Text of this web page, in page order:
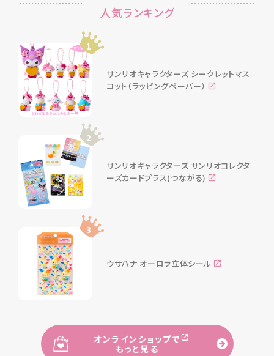
人気ランキング
1
サンリオキャラクターズ シークレットマス
コット（ラッピングペーパー）
2
サンリオキャラクターズ サンリオコレクタ
ーズカードプラス(つながる)
3
ウサハナ オーロラ立体シール
オンラインショップで
もっと見る